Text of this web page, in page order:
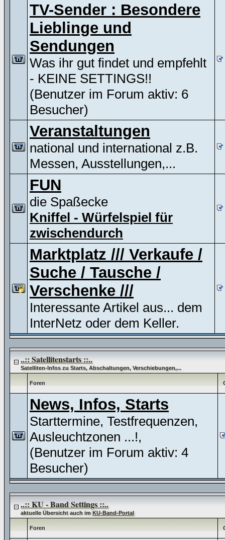
TV-Sender : Besondere
Lieblinge und
Sendungen
Was ihr gut findet und empfehlt
- KEINE SETTINGS!!
(Benutzer im Forum aktiv: 6
Besucher)
Veranstaltungen
national und international z.B.
Messen, Ausstellungen,...
FUN
die Spaßecke
Kniffel - Würfelspiel für
zwischendurch
Marktplatz /// Verkaufe /
Suche / Tausche /
Verschenke ///
Interessante Artikel aus... dem
InterNetz oder dem Keller.
..:: Satellitenstarts ::..
Satelliten-Infos zu Starts, Abschaltungen, Verschiebungen,...
Foren
News, Infos, Starts
Starttermine, Testfrequenzen,
Ausleuchtzonen ...!,
(Benutzer im Forum aktiv: 4
Besucher)
..:: KU - Band Settings ::..
aktuelle Übersicht auch imKU-Band-Portal
Foren